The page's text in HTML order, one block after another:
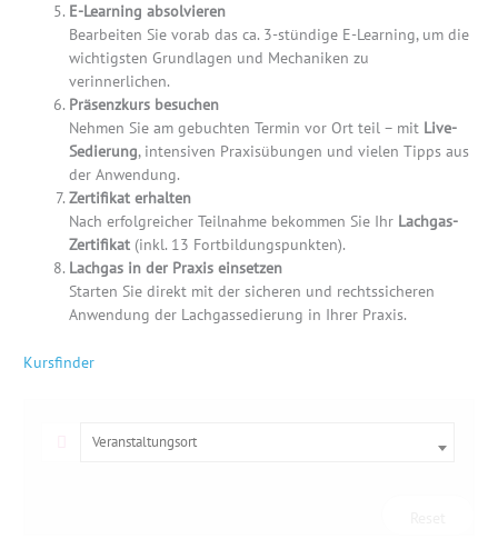
E-Learning absolvieren
Bearbeiten Sie vorab das ca. 3-stündige E-Learning, um die
wichtigsten Grundlagen und Mechaniken zu
verinnerlichen.
Präsenzkurs besuchen
Nehmen Sie am gebuchten Termin vor Ort teil – mit Live-
Sedierung, intensiven Praxisübungen und vielen Tipps aus
der Anwendung.
Zertifikat erhalten
Nach erfolgreicher Teilnahme bekommen Sie Ihr Lachgas-
Zertifikat (inkl. 13 Fortbildungspunkten).
Lachgas in der Praxis einsetzen
Starten Sie direkt mit der sicheren und rechtssicheren
Anwendung der Lachgassedierung in Ihrer Praxis.
Kursfinder
Veranstaltungsort